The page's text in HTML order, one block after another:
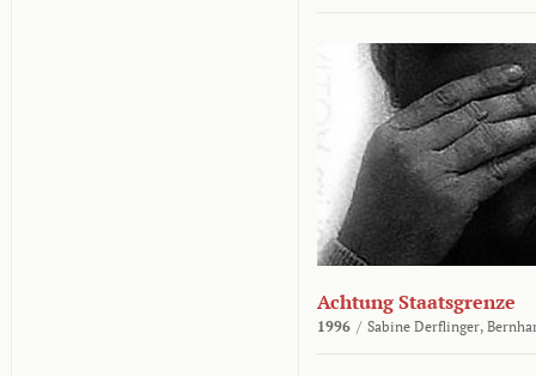
Achtung Staatsgrenze
1996 / Sabine Derflinger,